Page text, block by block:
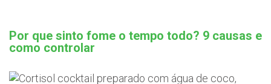
Por que sinto fome o tempo todo? 9 causas e
como controlar